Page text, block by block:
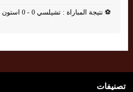
⚽ نتيجة المباراة : تشيلسي 0 - 0 استون فيلا
تصنيفات